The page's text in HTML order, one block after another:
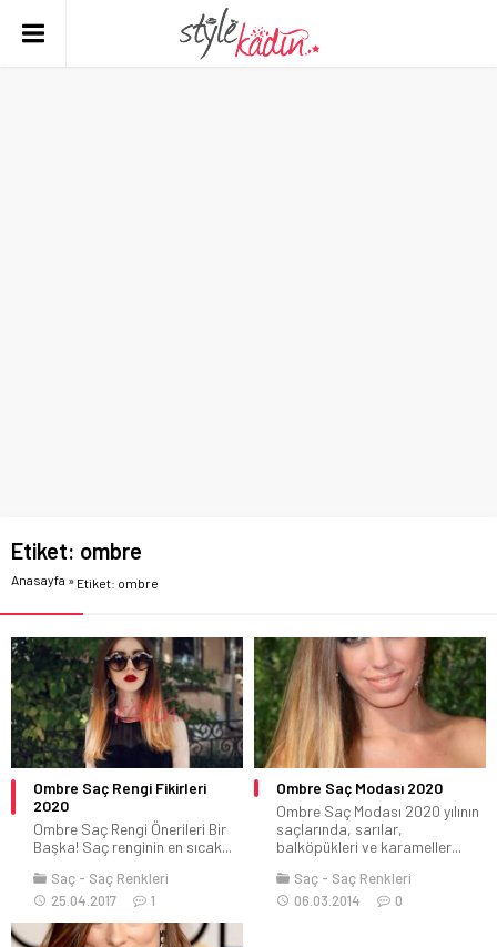
Etiket: ombre
Anasayfa » Etiket: ombre
Ombre Saç Rengi Fikirleri
2020
Ombre Saç Rengi Önerileri Bir
Başka! Saç renginin en sıcak...
Saç
Saç Renkleri
25.04.2017
1
Ombre Saç Modası 2020
Ombre Saç Modası 2020 yılının
saçlarında, sarılar,
balköpükleri ve karameller...
Saç
Saç Renkleri
06.03.2014
0